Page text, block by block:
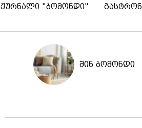
ჟურნალი "ბომონდი"
შინ ბომონდი